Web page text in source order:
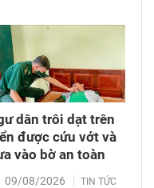
dân trôi dạt trên
được cứu vớt và
vào bờ an toàn
09/08/2026 TIN TỨC